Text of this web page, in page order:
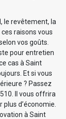
le revêtement, la
raisons vous
vos goûts.
pour entretien
cas à Saint
Et si vous
? Passez
Il vous offrira
d’économie.
à Saint